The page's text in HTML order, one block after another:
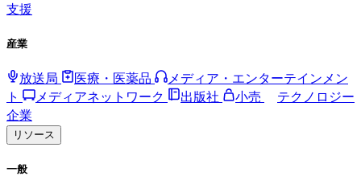
支援
産業
放送局 医療・医薬品
メディア・エンターテインメン
ト
メディアネットワーク 出版社 小売
テクノロジー
企業
リソース
一般